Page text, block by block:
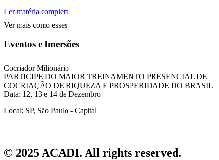
Ler matéria completa
Ver mais como esses
Eventos e Imersões
Cocriador Milionário
PARTICIPE DO MAIOR TREINAMENTO PRESENCIAL DE
COCRIAÇÃO DE RIQUEZA E PROSPERIDADE DO BRASIL
Data: 12, 13 e 14 de Dezembro
Local: SP, São Paulo - Capital
© 2025 ACADI. All rights reserved.